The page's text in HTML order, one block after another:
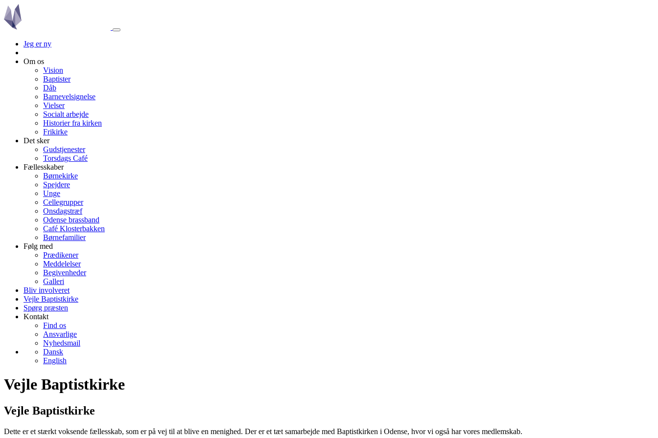
Jeg er ny
Om os
Vision
Baptister
Dåb
Barnevelsignelse
Vielser
Socialt arbejde
Historier fra kirken
Frikirke
Det sker
Gudstjenester
Torsdags Café
Fællesskaber
Børnekirke
Spejdere
Unge
Cellegrupper
Onsdagstræf
Odense brassband
Café Klosterbakken
Børnefamilier
Følg med
Prædikener
Meddelelser
Begivenheder
Galleri
Bliv involveret
Vejle Baptistkirke
Spørg præsten
Kontakt
Find os
Ansvarlige
Nyhedsmail
Dansk
English
Vejle Baptistkirke
Vejle Baptistkirke
Dette er et stærkt voksende fællesskab, som er på vej til at blive en menighed. Der er et tæt samarbejde med Baptistkirken i Odense, hvor vi også har vores medlemskab.